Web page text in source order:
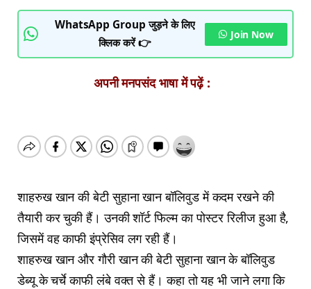
WhatsApp Group जुड़ने के लिए
क्लिक करें 👉
Join Now
अपनी मनपसंद भाषा में पढ़ें :
शाहरुख खान की बेटी सुहाना खान बॉलिवुड में कदम रखने की
तैयारी कर चुकी हैं। उनकी शॉर्ट फिल्म का पोस्टर रिलीज हुआ है,
जिसमें वह काफी इंप्रेसिव लग रही हैं।
शाहरुख खान और गौरी खान की बेटी सुहाना खान के बॉलिवुड
डेब्यू के चर्चे काफी लंबे वक्त से हैं। कहा तो यह भी जाने लगा कि